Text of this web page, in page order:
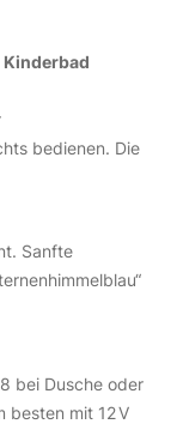
bedienen. Die
Sanfte
bei Dusche oder
besten mit 12 V